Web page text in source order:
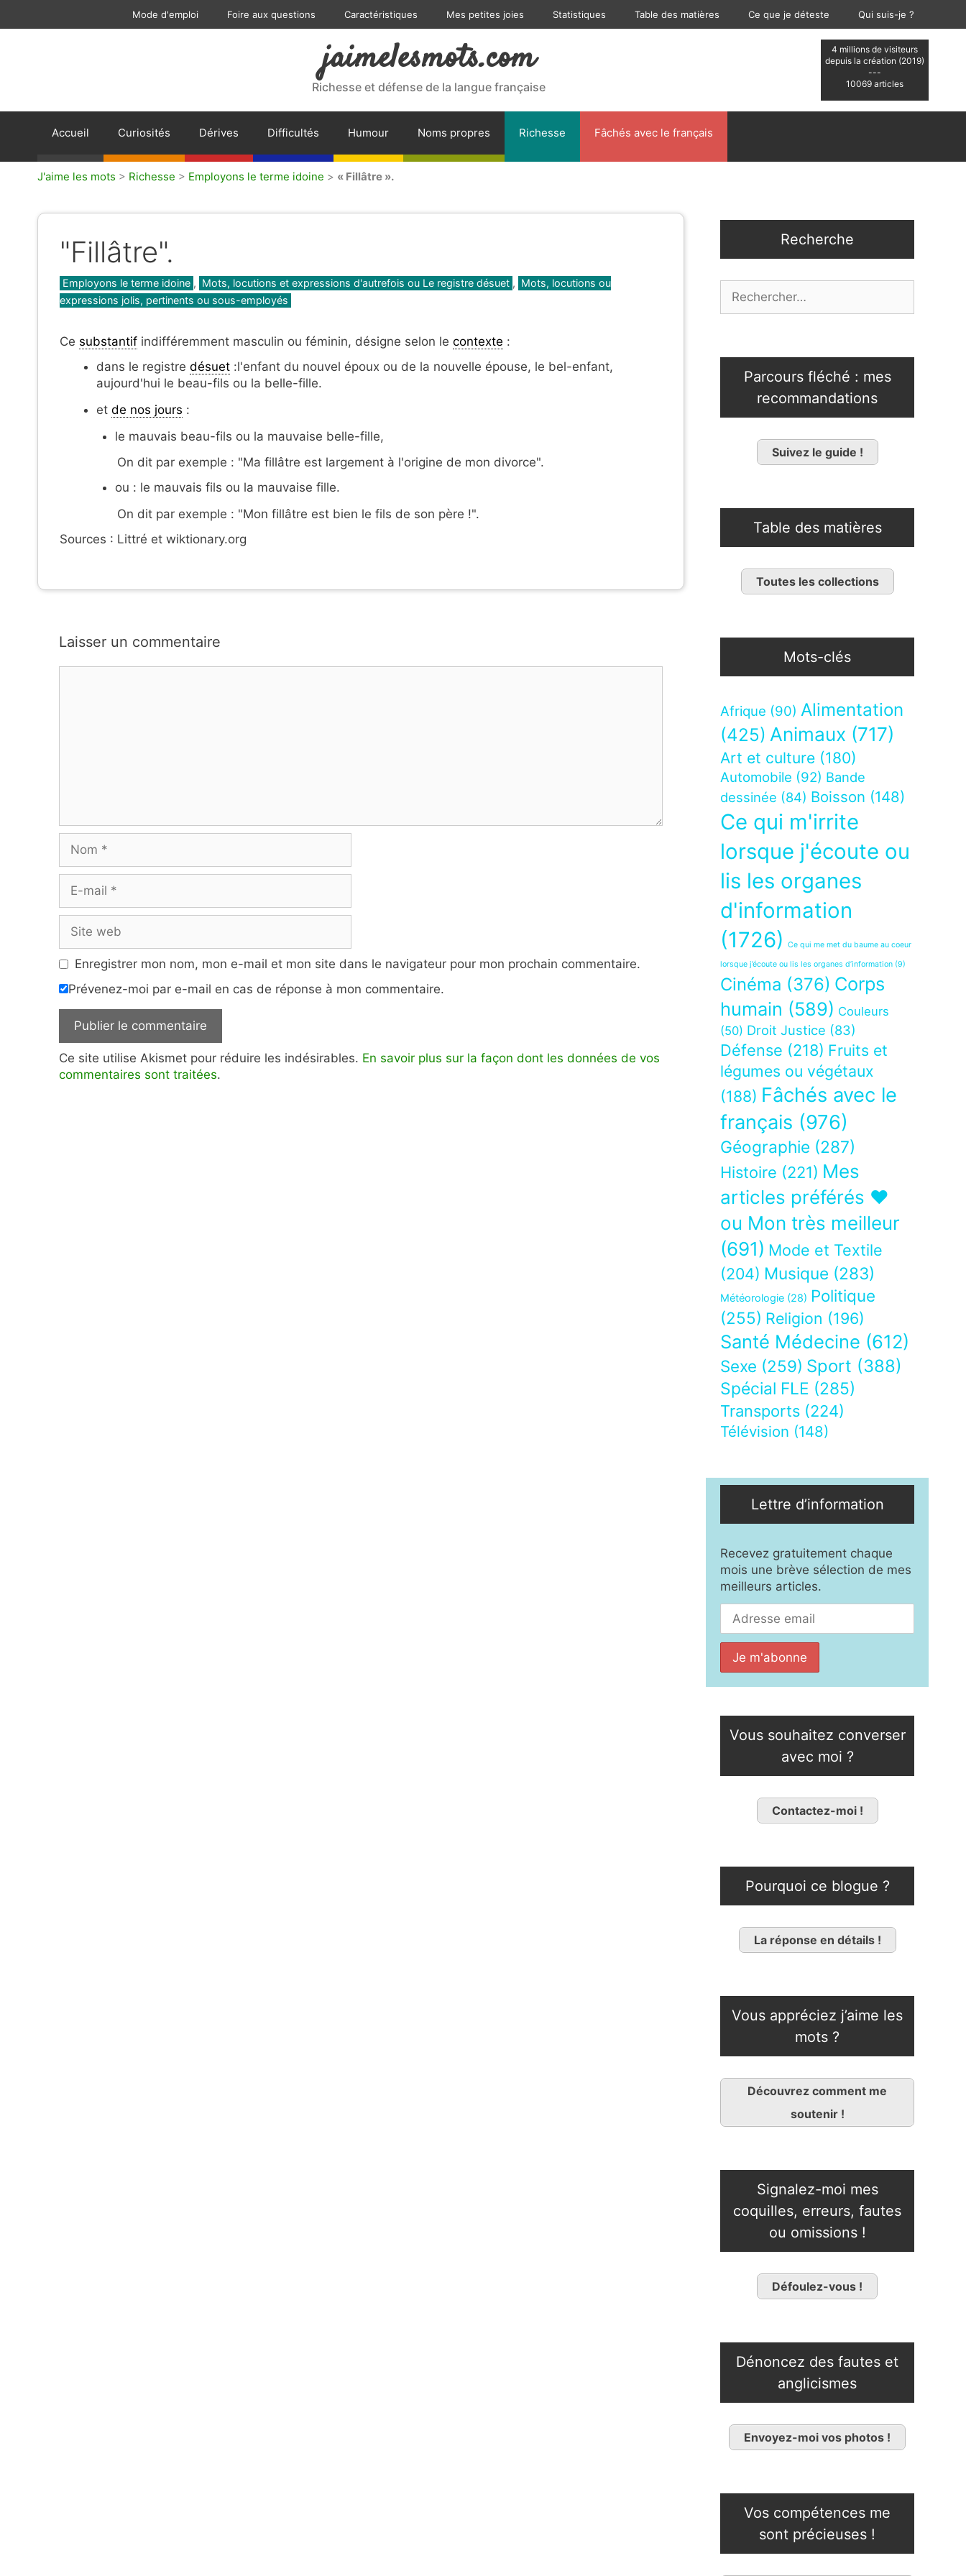
Mode d'emploi Foire aux questions Caractéristiques Mes petites joies Statistiques Table des matières Ce que je déteste Qui suis-je ?
4 millions de visiteurs
depuis la création (2019)
---
10069 articles
jaimelesmots.com
Richesse et défense de la langue française
Accueil Curiosités Dérives Difficultés Humour Noms propres Richesse Fâchés avec le français
J'aime les mots > Richesse > Employons le terme idoine > « Fillâtre ».
"Fillâtre".
Catégories
Employons le terme idoine , Mots, locutions et expressions d'autrefois ou Le registre désuet , Mots, locutions ou
expressions jolis, pertinents ou sous-employés
Ce substantif indifféremment masculin ou féminin, désigne selon le contexte :
dans le registre désuet :l'enfant du nouvel époux ou de la nouvelle épouse, le bel-enfant,
aujourd'hui le beau-fils ou la belle-fille.
et de nos jours :
le mauvais beau-fils ou la mauvaise belle-fille,
On dit par exemple : "Ma fillâtre est largement à l'origine de mon divorce".
ou : le mauvais fils ou la mauvaise fille.
On dit par exemple : "Mon fillâtre est bien le fils de son père !".
Sources : Littré et wiktionary.org
Laisser un commentaire
mail
web
Enregistrer mon nom, mon e-mail et mon site dans le navigateur pour mon prochain commentaire.
Prévenez-moi par e-mail en cas de réponse à mon commentaire.
Ce site utilise Akismet pour réduire les indésirables. En savoir plus sur la façon dont les données de vos
commentaires sont traitées.
Recherche
Parcours fléché : mes
recommandations
Suivez le guide !
Table des matières
Toutes les collections
Mots-clés
Afrique (90) Alimentation
(425) Animaux (717)
Art et culture (180)
Automobile (92) Bande
dessinée (84) Boisson (148)
Ce qui m'irrite
lorsque j'écoute ou
lis les organes
d'information
(1726)
Ce qui me met du baume au coeur
lorsque j’écoute ou lis les organes d’information (9)
Cinéma (376) Corps
humain (589) Couleurs
(50) Droit Justice (83)
Défense (218) Fruits et
légumes ou végétaux
(188) Fâchés avec le
français (976)
Géographie (287)
Histoire (221) Mes
articles préférés ❤
ou Mon très meilleur
(691) Mode et Textile
(204) Musique (283)
Météorologie (28) Politique
(255) Religion (196)
Santé Médecine (612)
Sexe (259) Sport (388)
Spécial FLE (285)
Transports (224)
Télévision (148)
Lettre d’information
Recevez gratuitement chaque
mois une brève sélection de mes
meilleurs articles.
Vous souhaitez converser
avec moi ?
Contactez-moi !
Pourquoi ce blogue ?
La réponse en détails !
Vous appréciez j’aime les
mots ?
Découvrez comment me
soutenir !
Signalez-moi mes
coquilles, erreurs, fautes
ou omissions !
Défoulez-vous !
Dénoncez des fautes et
anglicismes
Envoyez-moi vos photos !
Vos compétences me
sont précieuses !